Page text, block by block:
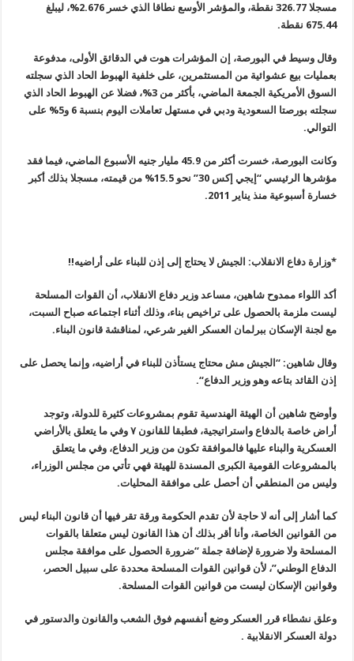
مسجلا 326.77 نقطة، والمؤشر الأوسع نطاقا الذي خسر 2.676
%، ليبلغ
675.44 نقطة
.
وقال وسيط في البورصة، إن المؤشرات هوت في الدقائق الأولى، مدفوعة
بعمليات بيع عشوائية من المستثمرين، على خلفية الهبوط الحاد الذي سجلته
السوق الأمريكية الجمعة الماضي، بأكثر من 3%، فضلا عن الهبوط الحاد الذي
سجلته بورصتا السعودية ودبي في مستهل تعاملات اليوم بنسبة 6 و5% على
التوالي.
وكانت البورصة، خسرت أكثر من 45.9 مليار جنيه الأسبوع الماضي، فيما فقد
مؤشرها الرئيسي “إيجي إكس 30” نحو 15.5% من قيمته، مسجلا بذلك أكبر
خسارة أسبوعية منذ يناير 2011
.
*وزارة دفاع الانقلاب: الجيش لا يحتاج إلى إذن للبناء على أراضيه!!
أكد اللواء ممدوح شاهين، مساعد وزير دفاع الانقلاب، أن القوات المسلحة
ليست ملزمة بالحصول على تراخيص بناء، وذلك أثناء اجتماعه صباح السبت،
مع لجنة الإسكان ببرلمان العسكر الغير شرعي، لمناقشة قانون البناء.
وقال شاهين: “الجيش مش محتاج يستأذن للبناء في أراضيه، وإنما يحصل على
إذن القائد بتاعه وهو وزير الدفاع“.
وأوضح شاهين أن الهيئة الهندسية تقوم بمشروعات كثيرة للدولة، وتوجد
أراض خاصة بالدفاع واستراتيجية، فطبقا للقانون ٧ وفي ما يتعلق بالأراضي
العسكرية والبناء عليها فالموافقة تكون من وزير الدفاع، وفي ما يتعلق
بالمشروعات القومية الكبرى المسندة للهيئة فهي تأتي من مجلس الوزراء،
وليس من المنطقي أن أحصل على موافقة المحليات.
كما أشار إلى أنه لا حاجة لأن تقدم الحكومة ورقة تقر فيها أن قانون البناء ليس
من القوانين الخاصة، وأنا أقر بذلك أن هذا القانون ليس متعلقا بالقوات
المسلحة ولا ضرورة لإضافة جملة “ضرورة الحصول على موافقة مجلس
الدفاع الوطني”، لأن قوانين القوات المسلحة محددة على سبيل الحصر،
وقوانين الإسكان ليست من قوانين القوات المسلحة.
وعلق نشطاء قرر العسكر وضع أنفسهم فوق الشعب والقانون والدستور في
دولة العسكر الانقلابية .